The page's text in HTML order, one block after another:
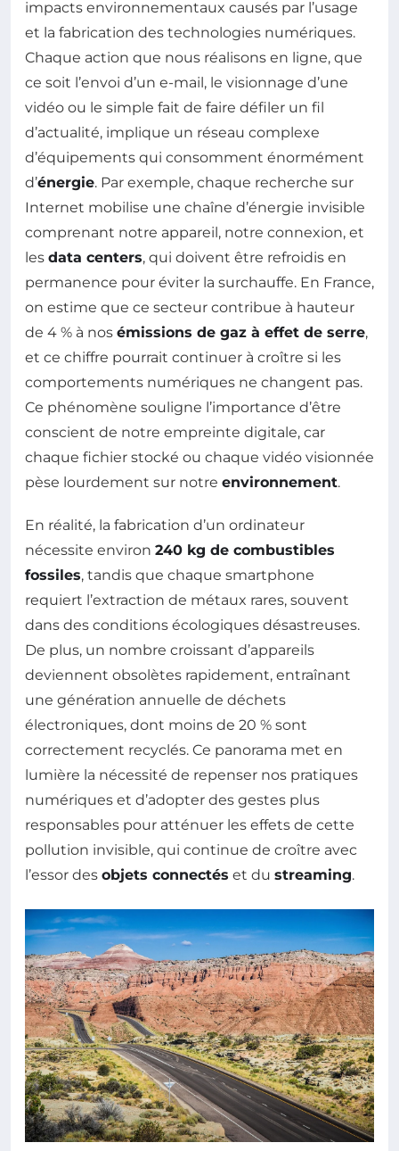
impacts environnementaux causés par l’usage
et la fabrication des technologies numériques.
Chaque action que nous réalisons en ligne, que
ce soit l’envoi d’un e-mail, le visionnage d’une
vidéo ou le simple fait de faire défiler un fil
d’actualité, implique un réseau complexe
d’équipements qui consomment énormément
d’énergie. Par exemple, chaque recherche sur
Internet mobilise une chaîne d’énergie invisible
comprenant notre appareil, notre connexion, et
les data centers, qui doivent être refroidis en
permanence pour éviter la surchauffe. En France,
on estime que ce secteur contribue à hauteur
de 4 % à nos émissions de gaz à effet de serre,
et ce chiffre pourrait continuer à croître si les
comportements numériques ne changent pas.
Ce phénomène souligne l’importance d’être
conscient de notre empreinte digitale, car
chaque fichier stocké ou chaque vidéo visionnée
pèse lourdement sur notre environnement.
En réalité, la fabrication d’un ordinateur
nécessite environ 240 kg de combustibles
fossiles, tandis que chaque smartphone
requiert l’extraction de métaux rares, souvent
dans des conditions écologiques désastreuses.
De plus, un nombre croissant d’appareils
deviennent obsolètes rapidement, entraînant
une génération annuelle de déchets
électroniques, dont moins de 20 % sont
correctement recyclés. Ce panorama met en
lumière la nécessité de repenser nos pratiques
numériques et d’adopter des gestes plus
responsables pour atténuer les effets de cette
pollution invisible, qui continue de croître avec
l’essor des objets connectés et du streaming.